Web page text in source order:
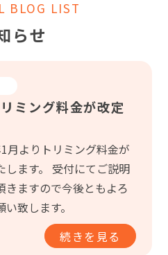
BLOG LIST
らせ
ミング料金が改定
月よりトリミング料金が
します。 受付にてご説明
きますので今後ともよろ
い致します。
続きを見る